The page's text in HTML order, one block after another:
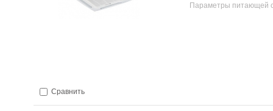
Сравнить
Параметры питающей